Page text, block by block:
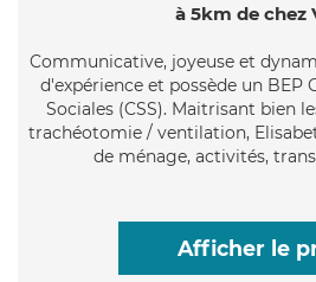
à 5km de chez
Communicative, joyeuse et
d'expérience et possède un BEP
Sociales (CSS). Maitrisant bien
trachéotomie / ventilation,
de ménage, activités,
Afficher le